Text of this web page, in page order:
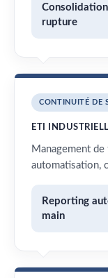
rupture
CONTINUITÉ DE
ETI
Management
automatisation,
Reporting
main